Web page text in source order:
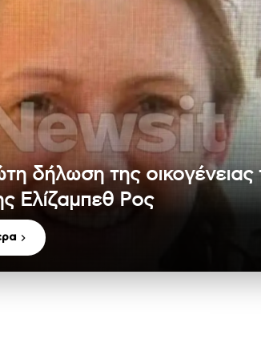
δήλωση της οικογένειας
Ελίζαμπεθ Ρος